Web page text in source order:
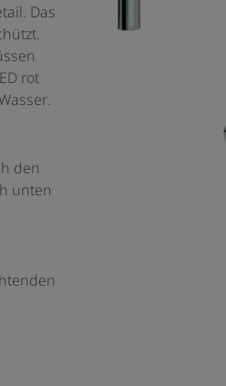
Das
rot
den
unten